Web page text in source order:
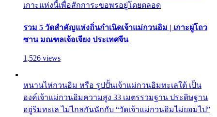
เกาะแห่งนี้เพื่อสักการะขอพรอยู่โดยตลอด
รวม 5 วัดสำคัญแห่งถิ่นกำเนิดเจ้าแม่กวนอิม | เกาะผู่โถว
ซาน มณฑลเจ้อเจียง ประเทศจีน
1,526 views
หนานไห่กวนอิม หรือ รูปปั้นเจ้าแม่กวนอิมทะเลใต้ เป็น
องค์เจ้าแม่กวนอิมความสูง 33 เมตรรวมฐาน ประดิษฐาน
อยู่ริมทะเล ไม่ไกลกันนักกับ “วัดเจ้าแม่กวนอิมไม่ยอมไป”